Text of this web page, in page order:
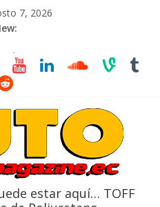
7, 2026
protagonismo a la hora de
New Day’ pone en escena a
47ª, recorre 7 provincias en 8
para cubrir las rutas de La
estar aquí… TOFF